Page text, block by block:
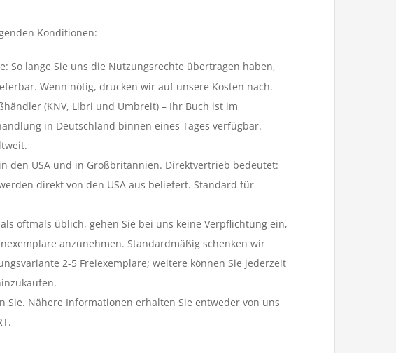
Konditionen:
So lange Sie uns die Nutzungsrechte übertragen haben,
Wenn nötig, drucken wir auf unsere Kosten nach.
(KNV, Libri und Umbreit) – Ihr Buch ist im
in Deutschland binnen eines Tages verfügbar.
den USA und in Großbritannien. Direktvertrieb bedeutet:
direkt von den USA aus beliefert. Standard für
oftmals üblich, gehen Sie bei uns keine Verpflichtung ein,
anzunehmen. Standardmäßig schenken wir
2-5 Freiexemplare; weitere können Sie jederzeit
Sie. Nähere Informationen erhalten Sie entweder von uns